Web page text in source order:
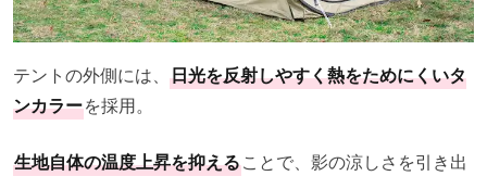
テントの外側には、 日光を反射しやすく熱をためにくいタ
ンカラーを採用。
生地自体の温度上昇を抑えることで、影の涼しさを引き出